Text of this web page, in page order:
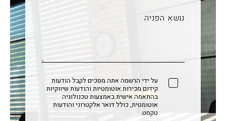
על ידי הרשמה אתה מסכים לקבל הודעות
קידום מכירות אוטומטיות והודעות שיווקיות
בהתאמה אישית באמצעות טכנולוגיה
אוטומטית, כולל דואר אלקטרוני והודעות
טקסט.